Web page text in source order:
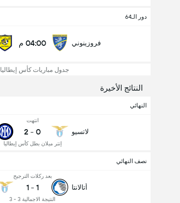
دور الـ64
فروزينوني 04:00 م
جدول مباريات كأس إيطاليا
النتائج الأخيرة
النهائي
لاتسيو
انتهت
0
-
2
إنتر ميلان بطل كأس إيطاليا
نصف النهائي
أتالانتا
بعد ركلات الترجيح
1
-
1
النتيجة الاجمالية 3 - 3